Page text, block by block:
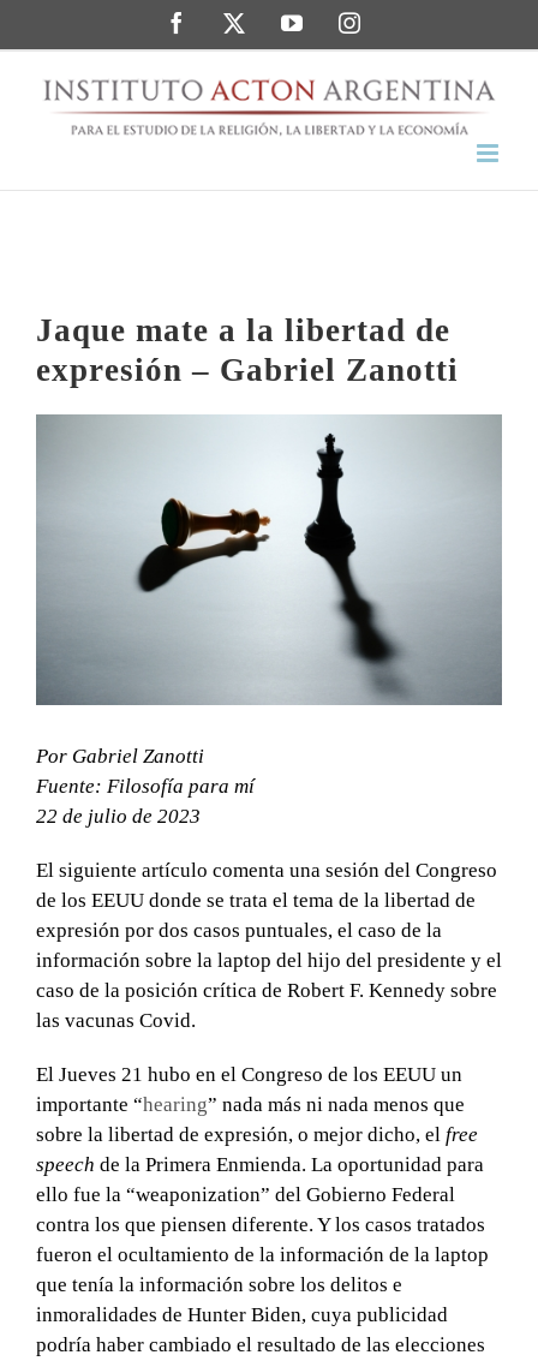
al
contenido
FacebookTwitterYouTubeInstagram
Jaque mate a la libertad de
expresión – Gabriel Zanotti
Por Gabriel Zanotti
Fuente: Filosofía para mí
22 de julio de 2023
El siguiente artículo comenta una sesión del Congreso
de los EEUU donde se trata el tema de la libertad de
expresión por dos casos puntuales, el caso de la
información sobre la laptop del hijo del presidente y el
caso de la posición crítica de Robert F. Kennedy sobre
las vacunas Covid.
El Jueves 21 hubo en el Congreso de los EEUU un
importante “hearing” nada más ni nada menos que
sobre la libertad de expresión, o mejor dicho, el free
speech de la Primera Enmienda. La oportunidad para
ello fue la “weaponization” del Gobierno Federal
contra los que piensen diferente. Y los casos tratados
fueron el ocultamiento de la información de la laptop
que tenía la información sobre los delitos e
inmoralidades de Hunter Biden, cuya publicidad
podría haber cambiado el resultado de las elecciones